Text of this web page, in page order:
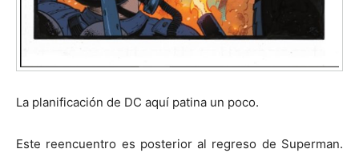
La planificación de DC aquí patina un poco.
Este reencuentro es posterior al regreso de Superman.